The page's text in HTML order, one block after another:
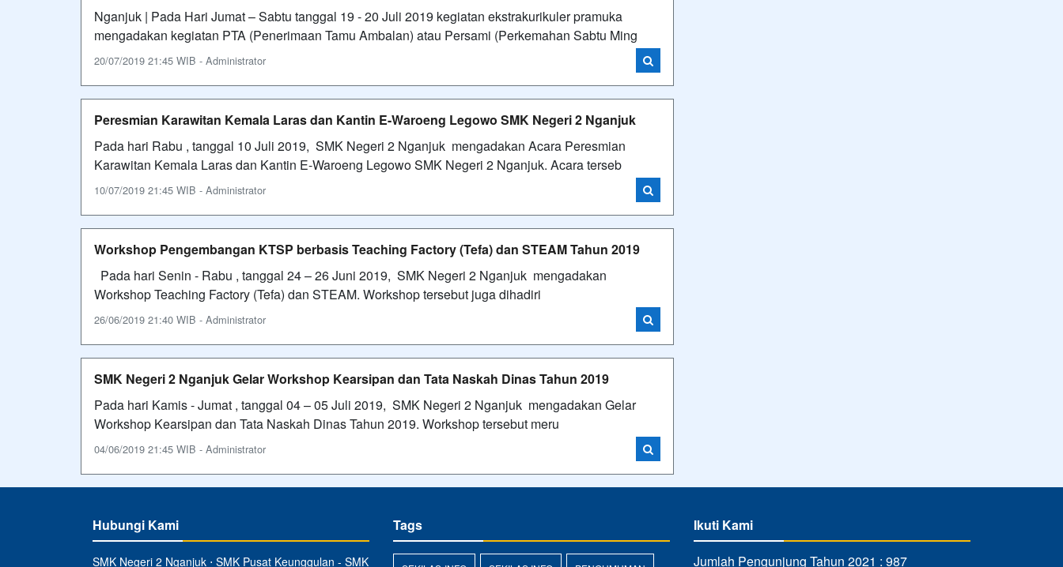
Nganjuk | Pada Hari Jumat – Sabtu tanggal 19 - 20 Juli 2019 kegiatan ekstrakurikuler pramuka
mengadakan kegiatan PTA (Penerimaan Tamu Ambalan) atau Persami (Perkemahan Sabtu Ming
20/07/2019 21:45 WIB - Administrator
Peresmian Karawitan Kemala Laras dan Kantin E-Waroeng Legowo SMK Negeri 2 Nganjuk
Pada hari Rabu , tanggal 10 Juli 2019, SMK Negeri 2 Nganjuk mengadakan Acara Peresmian
Karawitan Kemala Laras dan Kantin E-Waroeng Legowo SMK Negeri 2 Nganjuk. Acara terseb
10/07/2019 21:45 WIB - Administrator
Workshop Pengembangan KTSP berbasis Teaching Factory (Tefa) dan STEAM Tahun 2019
Pada hari Senin - Rabu , tanggal 24 – 26 Juni 2019, SMK Negeri 2 Nganjuk mengadakan
Workshop Teaching Factory (Tefa) dan STEAM. Workshop tersebut juga dihadiri
26/06/2019 21:40 WIB - Administrator
SMK Negeri 2 Nganjuk Gelar Workshop Kearsipan dan Tata Naskah Dinas Tahun 2019
Pada hari Kamis - Jumat , tanggal 04 – 05 Juli 2019, SMK Negeri 2 Nganjuk mengadakan Gelar
Workshop Kearsipan dan Tata Naskah Dinas Tahun 2019. Workshop tersebut meru
04/06/2019 21:45 WIB - Administrator
Hubungi Kami
SMK Negeri 2 Nganjuk ⋅ SMK Pusat Keunggulan - SMK
Tags
Ikuti Kami
Jumlah Pengunjung Tahun 2021 : 987